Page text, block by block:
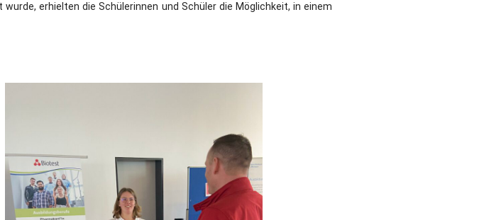
erhielten die Schülerinnen und Schüler die Möglichkeit, in einem